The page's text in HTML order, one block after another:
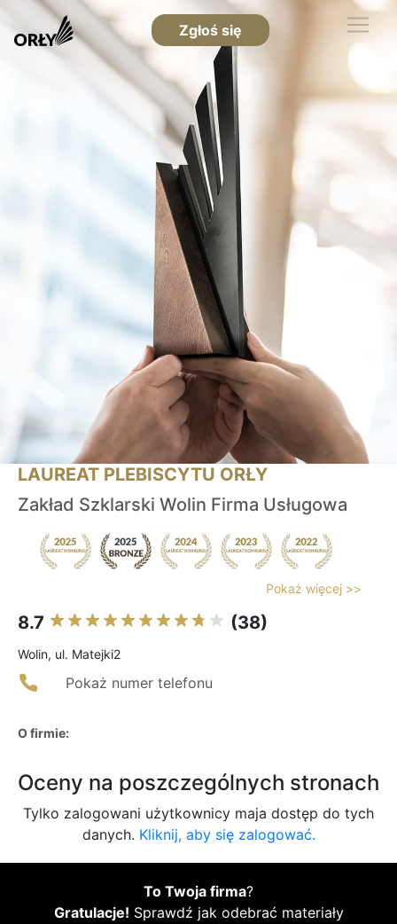
Zgłoś się
LAUREAT PLEBISCYTU ORŁY
Zakład Szklarski Wolin Firma Usługowa
Pokaż więcej >>
8.7 (38)
Wolin, ul. Matejki2
Pokaż numer telefonu
O firmie:
Oceny na poszczególnych stronach
Tylko zalogowani użytkownicy maja dostęp do tych
danych. Kliknij, aby się zalogować.
To Twoja firma?
Gratulacje! Sprawdź jak odebrać materiały